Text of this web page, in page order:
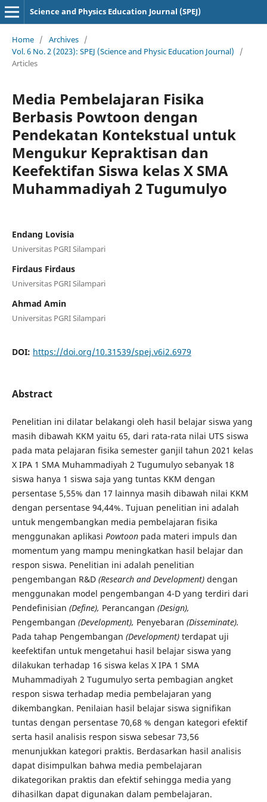
Science and Physics Education Journal (SPEJ)
Home / Archives /
Vol. 6 No. 2 (2023): SPEJ (Science and Physic Education Journal)
/
Articles
Media Pembelajaran Fisika
Berbasis Powtoon dengan
Pendekatan Kontekstual untuk
Mengukur Kepraktisan dan
Keefektifan Siswa kelas X SMA
Muhammadiyah 2 Tugumulyo
Endang Lovisia
Universitas PGRI Silampari
Firdaus Firdaus
Universitas PGRI Silampari
Ahmad Amin
Universitas PGRI Silampari
DOI: https://doi.org/10.31539/spej.v6i2.6979
Abstract
Penelitian ini dilatar belakangi oleh hasil belajar siswa yang
masih dibawah KKM yaitu 65, dari rata-rata nilai UTS siswa
pada mata pelajaran fisika semester ganjil tahun 2021 kelas
X IPA 1 SMA Muhammadiyah 2 Tugumulyo sebanyak 18
siswa hanya 1 siswa saja yang tuntas KKM dengan
persentase 5,55% dan 17 lainnya masih dibawah nilai KKM
dengan persentase 94,44%. Tujuan penelitian ini adalah
untuk mengembangkan media pembelajaran fisika
menggunakan aplikasi Powtoonpada materi impuls dan
momentum yang mampu meningkatkan hasil belajar dan
respon siswa. Penelitian ini adalah penelitian
pengembangan R&D (Research and Development)dengan
menggunakan model pengembangan 4-D yang terdiri dari
Pendefinisian (Define), Perancangan (Design),
Pengembangan (Development), Penyebaran (Disseminate).
Pada tahap Pengembangan (Development)terdapat uji
keefektifan untuk mengetahui hasil belajar siswa yang
dilakukan terhadap 16 siswa kelas X IPA 1 SMA
Muhammadiyah 2 Tugumulyo serta pembagian angket
respon siswa terhadap media pembelajaran yang
dikembangkan. Penilaian hasil belajar siswa signifikan
tuntas dengan persentase 70,68 % dengan kategori efektif
serta hasil analisis respon siswa sebesar 73,56
menunjukkan kategori praktis. Berdasarkan hasil analisis
dapat disimpulkan bahwa media pembelajaran
dikategorikan praktis dan efektif sehingga media yang
dihasilkan dapat digunakan dalam pembelajaran.